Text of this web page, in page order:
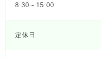
8:30～15:00
定休日